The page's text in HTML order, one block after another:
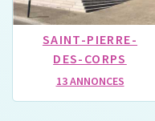
SAINT-PIERRE-
DES-CORPS
13 ANNONCES